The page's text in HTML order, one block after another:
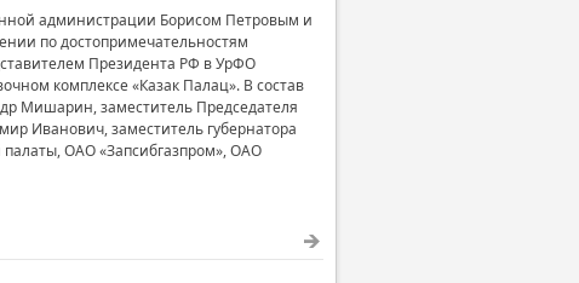
администрации Борисом Петровым и
по достопримечательностям
Президента РФ в УрФО
комплексе «Казак Палац». В состав
Мишарин, заместитель Председателя
Иванович, заместитель губернатора
ОАО «Запсибгазпром», ОАО